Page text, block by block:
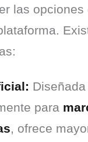
las opciones
Diseñada
para
, ofrece